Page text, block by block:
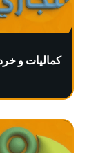
كماليات و